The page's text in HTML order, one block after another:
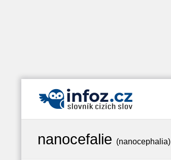
nanocefalie (nanocephalia)